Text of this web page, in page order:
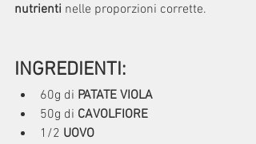
nutrienti nelle proporzioni corrette.
INGREDIENTI:
60g di PATATE VIOLA
50g di CAVOLFIORE
1/2 UOVO